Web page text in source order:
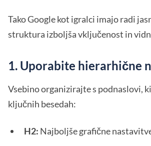
Tako Google kot igralci imajo radi
struktura izboljša vključenost in
1. Uporabite hierarhične
Vsebino organizirajte s podnaslovi,
ključnih besedah:
H2: Najboljše grafične